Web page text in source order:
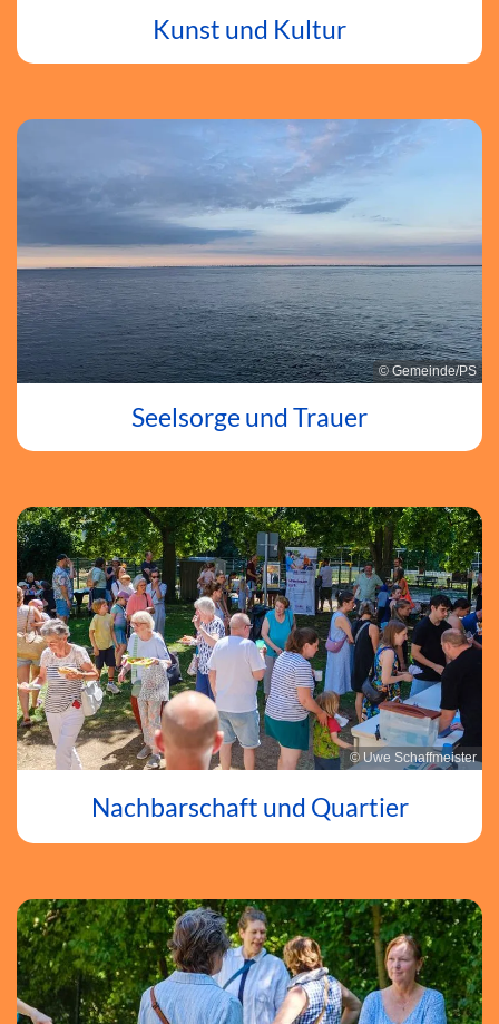
Kunst und Kultur
© Gemeinde/PS
Seelsorge und Trauer
© Uwe Schaffmeister
Nachbarschaft und Quartier